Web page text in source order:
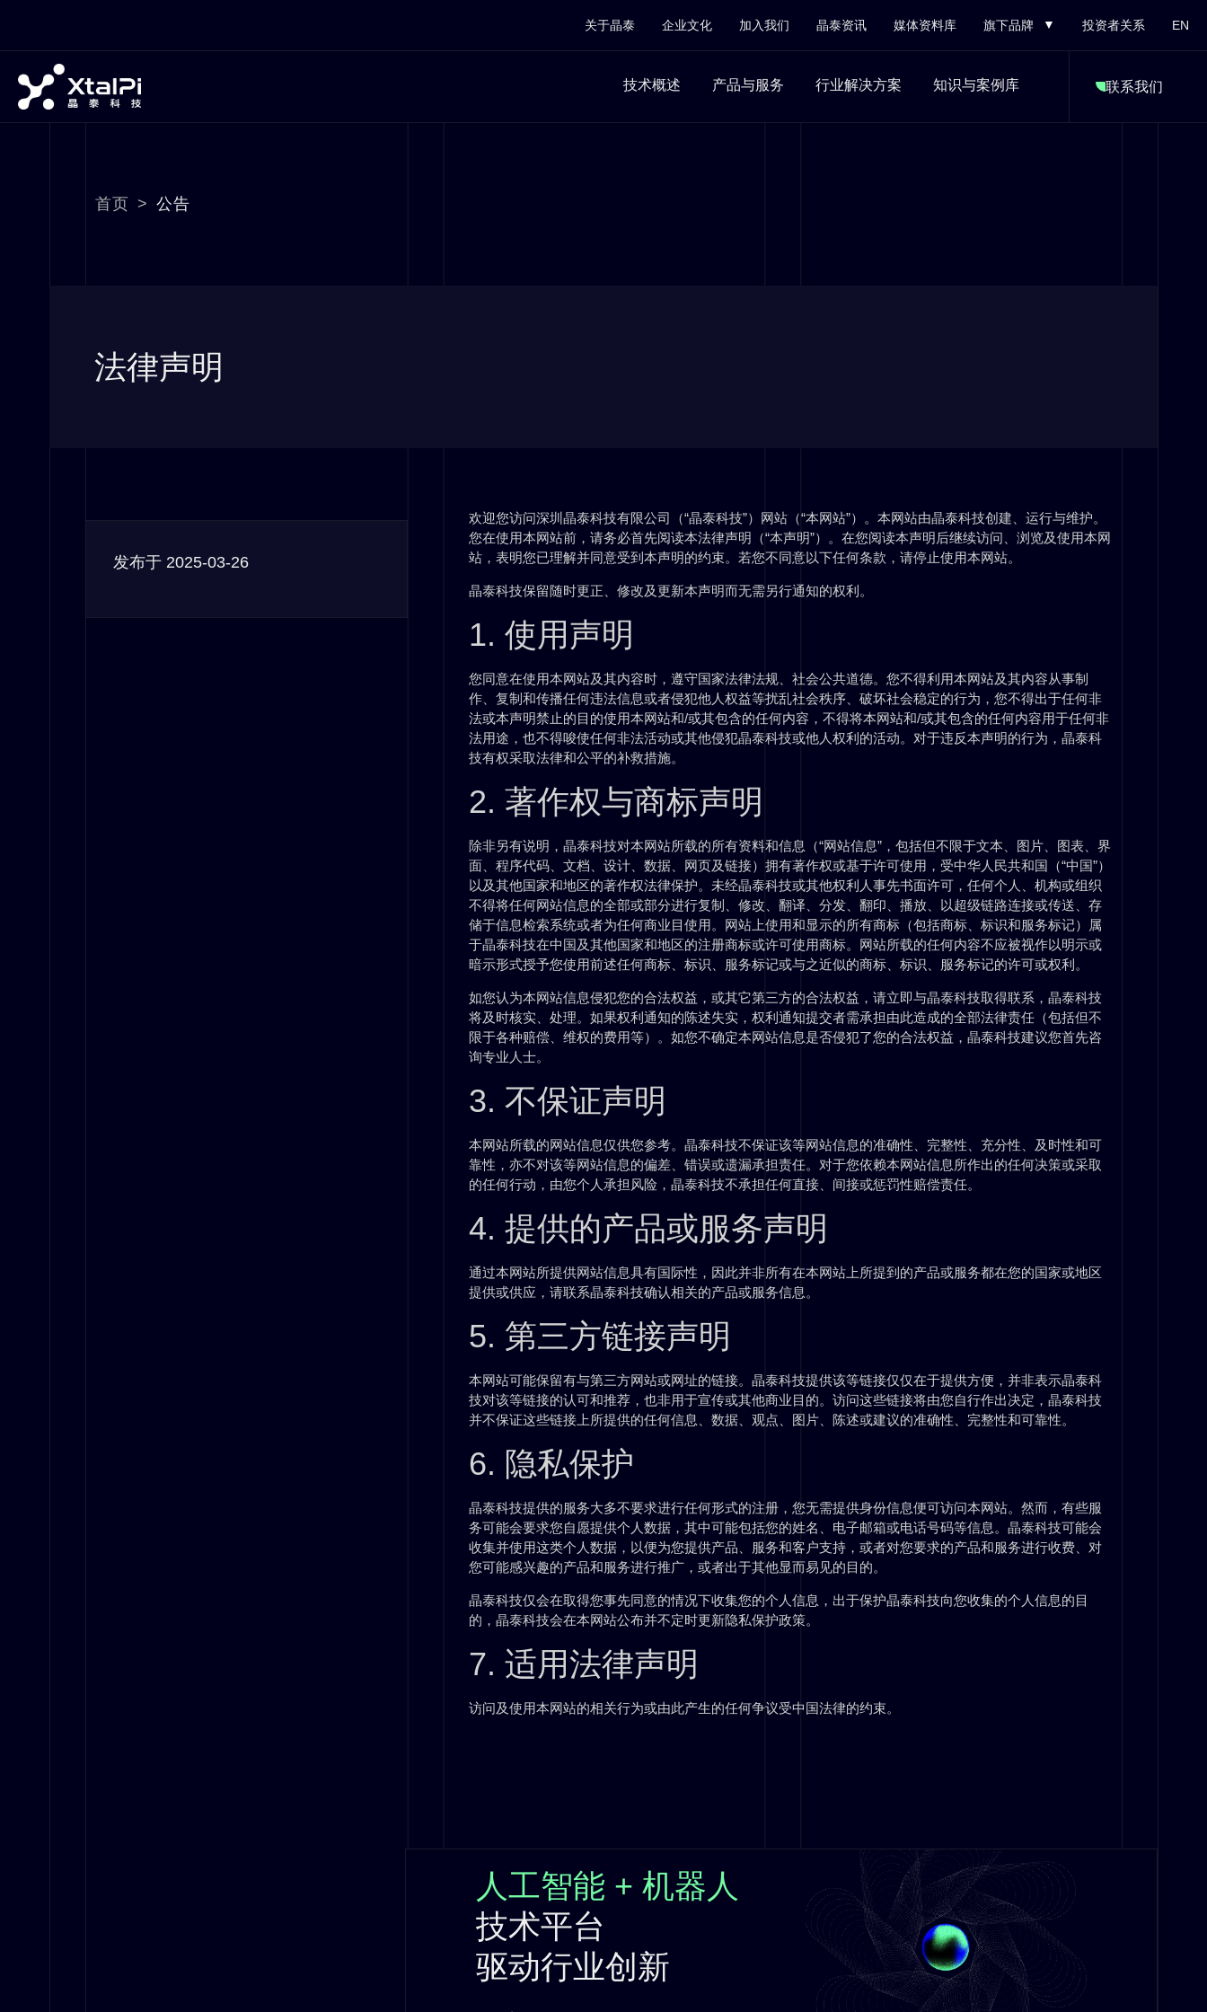
关于晶泰 企业文化 加入我们 晶泰资讯 媒体资料库 旗下品牌 投资者关系 EN
技术概述 产品与服务 行业解决方案 知识与案例库 联系我们
首页 > 公告
法律声明
发布于 2025-03-26
欢迎您访问深圳晶泰科技有限公司（“晶泰科技”）网站（“本网站”）。本网站由晶泰科技创建、运行与维护。
您在使用本网站前，请务必首先阅读本法律声明（“本声明”）。在您阅读本声明后继续访问、浏览及使用本网
站，表明您已理解并同意受到本声明的约束。若您不同意以下任何条款，请停止使用本网站。
晶泰科技保留随时更正、修改及更新本声明而无需另行通知的权利。
1. 使用声明
您同意在使用本网站及其内容时，遵守国家法律法规、社会公共道德。您不得利用本网站及其内容从事制
作、复制和传播任何违法信息或者侵犯他人权益等扰乱社会秩序、破坏社会稳定的行为，您不得出于任何非
法或本声明禁止的目的使用本网站和/或其包含的任何内容，不得将本网站和/或其包含的任何内容用于任何非
法用途，也不得唆使任何非法活动或其他侵犯晶泰科技或他人权利的活动。对于违反本声明的行为，晶泰科
技有权采取法律和公平的补救措施。
2. 著作权与商标声明
除非另有说明，晶泰科技对本网站所载的所有资料和信息（“网站信息”，包括但不限于文本、图片、图表、界
面、程序代码、文档、设计、数据、网页及链接）拥有著作权或基于许可使用，受中华人民共和国（“中国”）
以及其他国家和地区的著作权法律保护。未经晶泰科技或其他权利人事先书面许可，任何个人、机构或组织
不得将任何网站信息的全部或部分进行复制、修改、翻译、分发、翻印、播放、以超级链路连接或传送、存
储于信息检索系统或者为任何商业目使用。网站上使用和显示的所有商标（包括商标、标识和服务标记）属
于晶泰科技在中国及其他国家和地区的注册商标或许可使用商标。网站所载的任何内容不应被视作以明示或
暗示形式授予您使用前述任何商标、标识、服务标记或与之近似的商标、标识、服务标记的许可或权利。
如您认为本网站信息侵犯您的合法权益，或其它第三方的合法权益，请立即与晶泰科技取得联系，晶泰科技
将及时核实、处理。如果权利通知的陈述失实，权利通知提交者需承担由此造成的全部法律责任（包括但不
限于各种赔偿、维权的费用等）。如您不确定本网站信息是否侵犯了您的合法权益，晶泰科技建议您首先咨
询专业人士。
3. 不保证声明
本网站所载的网站信息仅供您参考。晶泰科技不保证该等网站信息的准确性、完整性、充分性、及时性和可
靠性，亦不对该等网站信息的偏差、错误或遗漏承担责任。对于您依赖本网站信息所作出的任何决策或采取
的任何行动，由您个人承担风险，晶泰科技不承担任何直接、间接或惩罚性赔偿责任。
4. 提供的产品或服务声明
通过本网站所提供网站信息具有国际性，因此并非所有在本网站上所提到的产品或服务都在您的国家或地区
提供或供应，请联系晶泰科技确认相关的产品或服务信息。
5. 第三方链接声明
本网站可能保留有与第三方网站或网址的链接。晶泰科技提供该等链接仅仅在于提供方便，并非表示晶泰科
技对该等链接的认可和推荐，也非用于宣传或其他商业目的。访问这些链接将由您自行作出决定，晶泰科技
并不保证这些链接上所提供的任何信息、数据、观点、图片、陈述或建议的准确性、完整性和可靠性。
6. 隐私保护
晶泰科技提供的服务大多不要求进行任何形式的注册，您无需提供身份信息便可访问本网站。然而，有些服
务可能会要求您自愿提供个人数据，其中可能包括您的姓名、电子邮箱或电话号码等信息。晶泰科技可能会
收集并使用这类个人数据，以便为您提供产品、服务和客户支持，或者对您要求的产品和服务进行收费、对
您可能感兴趣的产品和服务进行推广，或者出于其他显而易见的目的。
晶泰科技仅会在取得您事先同意的情况下收集您的个人信息，出于保护晶泰科技向您收集的个人信息的目
的，晶泰科技会在本网站公布并不定时更新隐私保护政策。
7. 适用法律声明
访问及使用本网站的相关行为或由此产生的任何争议受中国法律的约束。
人工智能 + 机器人
技术平台
驱动行业创新